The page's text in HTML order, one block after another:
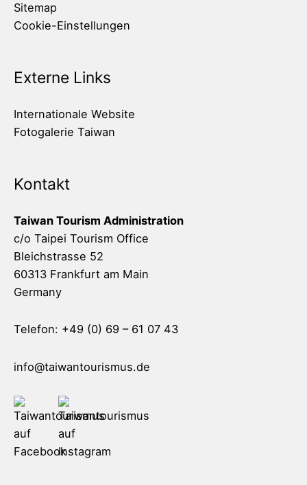
Sitemap
Cookie-Einstellungen
Externe Links
Internationale Website
Fotogalerie Taiwan
Kontakt
Taiwan Tourism Administration
c/o Taipei Tourism Office
Bleichstrasse 52
60313 Frankfurt am Main
Germany
Telefon: +49 (0) 69 – 61 07 43
info@taiwantourismus.de